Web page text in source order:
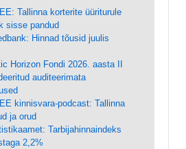
Tallinna korterite üüriturule
sisse pandud
Hinnad tõusid juulis
Horizon Fondi 2026. aasta II
auditeerimata
kinnisvara-podcast: Tallinna
ja orud
Tarbijahinnaindeks
2,2%